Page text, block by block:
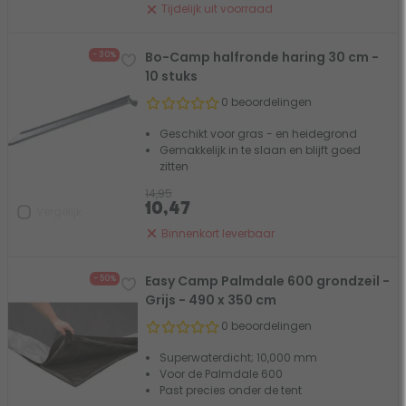
Tijdelijk uit voorraad
- 30%
Bo-Camp halfronde haring 30 cm -
10 stuks
0 beoordelingen
Geschikt voor gras - en heidegrond
Gemakkelijk in te slaan en blijft goed
zitten
Binnenkort leverbaar
14,95
10,47
- 50%
Easy Camp Palmdale 600 grondzeil -
Grijs - 490 x 350 cm
0 beoordelingen
Superwaterdicht; 10,000 mm
Voor de Palmdale 600
Past precies onder de tent